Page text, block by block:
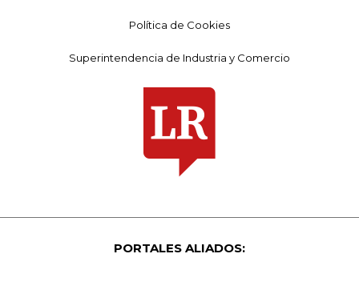
Política de Cookies
Superintendencia de Industria y Comercio
PORTALES ALIADOS: